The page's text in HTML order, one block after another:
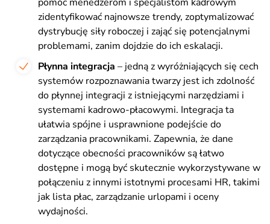
zidentyfikować najnowsze trendy, zoptymalizować
dystrybucję siły roboczej i zająć się potencjalnymi
problemami, zanim dojdzie do ich eskalacji.
Płynna integracja – jedną z wyróżniających się cech
systemów rozpoznawania twarzy jest ich zdolność
do płynnej integracji z istniejącymi narzędziami i
systemami kadrowo-płacowymi. Integracja ta
ułatwia spójne i usprawnione podejście do
zarządzania pracownikami. Zapewnia, że dane
dotyczące obecności pracowników są łatwo
dostępne i mogą być skutecznie wykorzystywane w
połączeniu z innymi istotnymi procesami HR, takimi
jak lista płac, zarządzanie urlopami i oceny
wydajności.